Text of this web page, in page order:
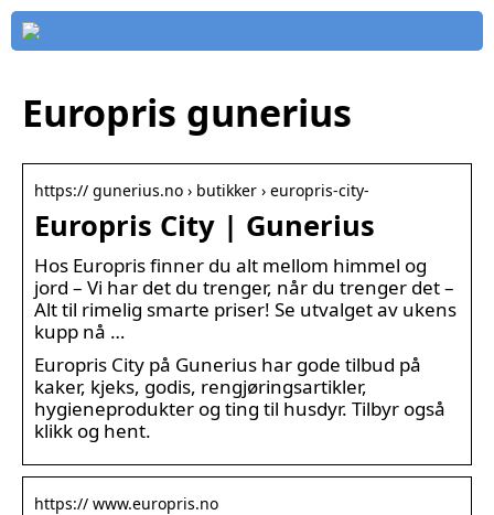
Europris gunerius
https:// gunerius.no › butikker › europris-city-
Europris City | Gunerius
Hos Europris finner du alt mellom himmel og
jord – Vi har det du trenger, når du trenger det –
Alt til rimelig smarte priser! Se utvalget av ukens
kupp nå …
Europris City på Gunerius har gode tilbud på
kaker, kjeks, godis, rengjøringsartikler,
hygieneprodukter og ting til husdyr. Tilbyr også
klikk og hent.
https:// www.europris.no